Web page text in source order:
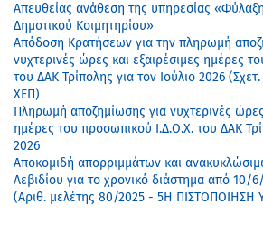
Απευθείας ανάθεση της υπηρεσίας
Δημοτικού Κοιμητηρίου»
Απόδοση Κρατήσεων για την πληρωμή
νυχτερινές ώρες και εξαιρέσιμες ημέρες
του ΔΑΚ Τρίπολης για τον Ιούλιο 2026
ΧΕΠ)
Πληρωμή αποζημίωσης για νυχτερινές ώρες
ημέρες του προσωπικού Ι.Δ.Ο.Χ. του ΔΑΚ
2026
Αποκομιδή απορριμμάτων και
Λεβιδίου για το χρονικό διάστημα από 10/
(Αριθ. μελέτης 80/2025 - 5Η ΠΙΣΤΟΠΟΙΗΣΗ